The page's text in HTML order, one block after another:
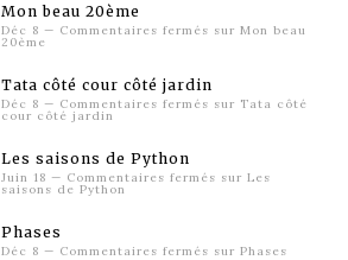
Mon beau 20ème
Déc 8 — Commentaires fermés sur Mon beau
20ème
Tata côté cour côté jardin
Déc 8 — Commentaires fermés sur Tata côté
cour côté jardin
Les saisons de Python
Juin 18 — Commentaires fermés sur Les
saisons de Python
Phases
Déc 8 — Commentaires fermés sur Phases